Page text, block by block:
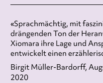
«Sprachmächtig, mit
drängenden Ton der
Xiomara ihre Lage und
entwickelt einen
Birgit Müller-Bardorff,
2020